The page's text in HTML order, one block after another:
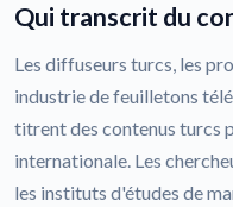
Qui transcrit du
Les diffuseurs turcs, les
industrie de feuilletons
titrent des contenus turcs
internationale. Les
les instituts d'études de